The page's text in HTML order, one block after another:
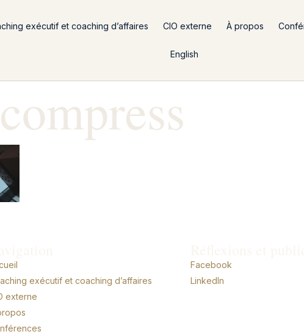
exécutif et coaching d’affaires CIO externe À propos
English
exécutif et coaching d’affaires
externe
Facebook
LinkedIn